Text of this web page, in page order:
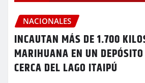
NACIONALES
INCAUTAN MÁS DE 1.700
MARIHUANA EN UN
CERCA DEL LAGO ITAIPÚ